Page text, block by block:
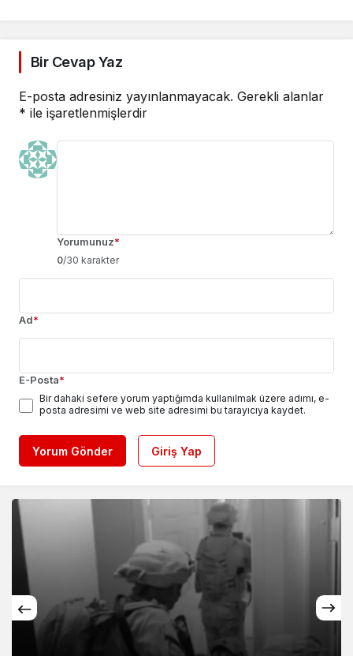
Bir Cevap Yaz
E-posta adresiniz yayınlanmayacak. Gerekli alanlar
* ile işaretlenmişlerdir
Yorumunuz*
0/30 karakter
Ad*
E-Posta*
Bir dahaki sefere yorum yaptığımda kullanılmak üzere adımı, e-
posta adresimi ve web site adresimi bu tarayıcıya kaydet.
Yorum Gönder Giriş Yap